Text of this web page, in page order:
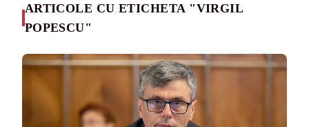
ARTICOLE CU ETICHETA "VIRGIL
POPESCU"